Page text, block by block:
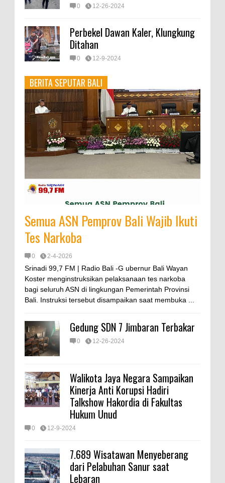
0 12-26-2024
Perbekel Dawan Kaler, Klungkung
Ditahan
0 12-9-2024
BERITA SEPUTAR BALI
Semua ASN Pemprov Bali Wajib Ikuti
Tes Narkoba
0 2-4-2026
Srinadi 99,7 FM | Radio Bali -G ubernur Bali Wayan
Koster menginstruksikan pelaksanaan tes narkoba
bagi seluruh ASN di lingkungan Pemerintah Provinsi
Bali. Instruksi tersebut disampaikan saat membuka ...
Gedung SDN 7 Jimbaran Terbakar
0 12-26-2024
Walikota Jaya Negara Sampaikan
Kinerja Anti Korupsi Hadiri
Talkshow Hakordia di Fakultas
Hukum Unud
0 12-9-2024
7.689 Wisatawan Menyeberang
dari Pelabuhan Sanur saat
Lebaran